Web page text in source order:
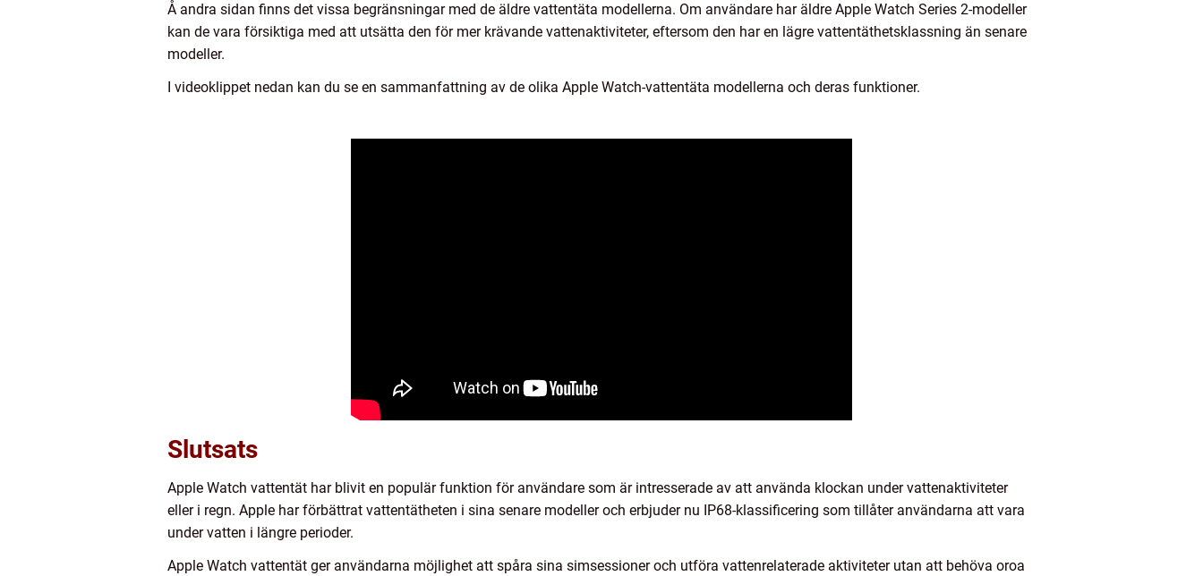
Å andra sidan finns det vissa begränsningar med de äldre vattentäta modellerna. Om användare har äldre Apple Watch Series 2-modeller
kan de vara försiktiga med att utsätta den för mer krävande vattenaktiviteter, eftersom den har en lägre vattentäthetsklassning än senare
modeller.
I videoklippet nedan kan du se en sammanfattning av de olika Apple Watch-vattentäta modellerna och deras funktioner.
Slutsats
Apple Watch vattentät har blivit en populär funktion för användare som är intresserade av att använda klockan under vattenaktiviteter
eller i regn. Apple har förbättrat vattentätheten i sina senare modeller och erbjuder nu IP68-klassificering som tillåter användarna att vara
under vatten i längre perioder.
Apple Watch vattentät ger användarna möjlighet att spåra sina simsessioner och utföra vattenrelaterade aktiviteter utan att behöva oroa